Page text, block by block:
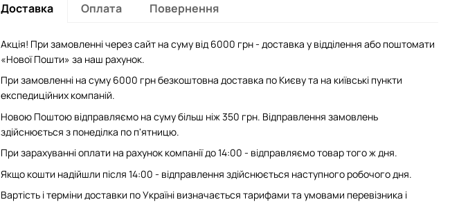
Доставка Оплата Повернення
Акція! При замовленні через сайт на суму від 6000 грн - доставка у відділення або поштомати
«Нової Пошти» за наш рахунок.
При замовленні на суму 6000 грн безкоштовна доставка по Києву та на київські пункти
експедиційних компаній.
Новою Поштою відправляємо на суму більш ніж 350 грн. Відправлення замовлень
здійснюється з понеділка по п'ятницю.
При зарахуванні оплати на рахунок компанії до 14:00 - відправляємо товар того ж дня.
Якщо кошти надійшли після 14:00 - відправлення здійснюється наступного робочого дня.
Вартість і терміни доставки по Україні визначається тарифами та умовами перевізника і